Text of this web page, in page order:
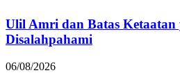
Ulil Amri dan Batas Ketaatan
Disalahpahami
06/08/2026